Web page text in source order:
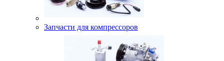
Запчасти для компрессоров